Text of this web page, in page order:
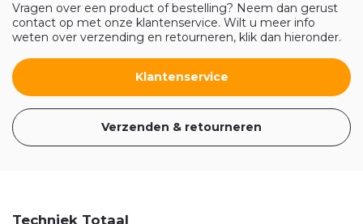
Vragen over een product of bestelling? Neem dan gerust
contact op met onze klantenservice. Wilt u meer info
weten over verzending en retourneren, klik dan hieronder.
Klantenservice
Verzenden & retourneren
Techniek Totaal